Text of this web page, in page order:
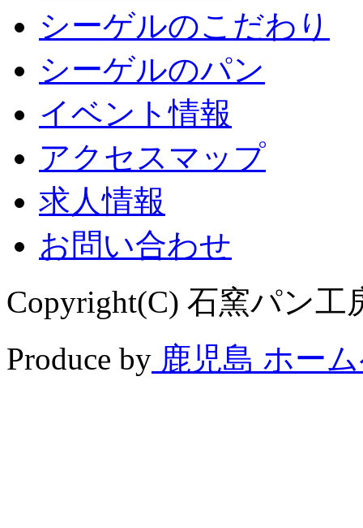
シーゲルのこだわり
シーゲルのパン
イベント情報
アクセスマップ
求人情報
お問い合わせ
Copyright(C) 石窯パン工
Produce by 鹿児島 ホー